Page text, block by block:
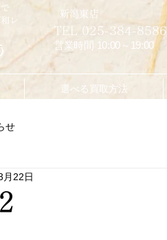
レ
​新潟東店
TEL 025-384-8586
営業時間 10:00～19:00
選べる買取方法
せ
月22日